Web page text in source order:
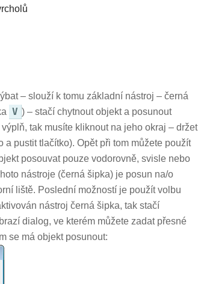
– slouží k tomu základní nástroj – černá
V ) – stačí chytnout objekt a posunout
tak musíte kliknout na jeho okraj – držet
a pustit tlačítko). Opět při tom můžete použít
posouvat pouze vodorovně, svisle nebo
nástroje (černá šipka) je posun na/o
liště. Poslední možností je použít volbu
nástroj černá šipka, tak stačí
dialog, ve kterém můžete zadat přesné
se má objekt posunout: